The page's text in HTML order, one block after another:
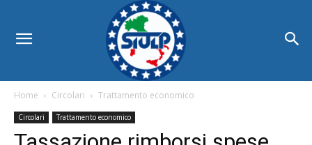
Home Circolari Trattamento economico
Circolari Trattamento economico